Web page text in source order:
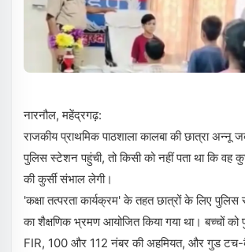
नारनौल, महेंद्रगढ़:
राजकीय प्राथमिक पाठशाला कालबा की छात्रा अन्नू
पुलिस स्टेशन पहुंची, तो किसी को नहीं पता था कि वह
की कुर्सी संभाल लेगी।
'कक्षा तत्परता कार्यक्रम' के तहत छात्रों के लिए
का शैक्षणिक भ्रमण आयोजित किया गया था। बच्चों को
FIR, 100 और 112 नंबर की अहमियत, और गुड टच-